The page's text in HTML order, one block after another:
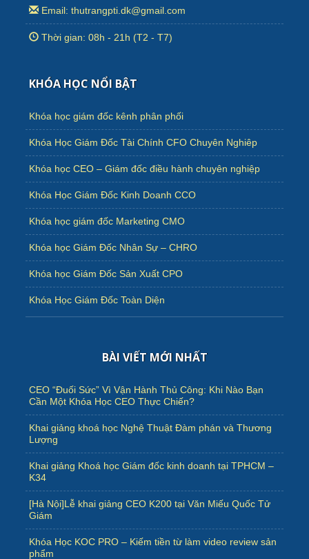
Email: thutrangpti.dk@gmail.com
Thời gian: 08h - 21h (T2 - T7)
KHÓA HỌC NỔI BẬT
Khóa học giám đốc kênh phân phối
Khóa Học Giám Đốc Tài Chính CFO Chuyên Nghiêp
Khóa học CEO – Giám đốc điều hành chuyên nghiệp
Khóa Học Giám Đốc Kinh Doanh CCO
Khóa học giám đốc Marketing CMO
Khóa học Giám Đốc Nhân Sự – CHRO
Khóa học Giám Đốc Sản Xuất CPO
Khóa Học Giám Đốc Toàn Diện
BÀI VIẾT MỚI NHẤT
CEO “Đuối Sức” Vì Vận Hành Thủ Công: Khi Nào Bạn
Cần Một Khóa Học CEO Thực Chiến?
Khai giảng khoá học Nghệ Thuật Đàm phán và Thương
Lượng
Khai giảng Khoá học Giám đốc kinh doanh tại TPHCM –
K34
[Hà Nội]Lễ khai giảng CEO K200 tại Văn Miếu Quốc Tử
Giám
Khóa Học KOC PRO – Kiếm tiền từ làm video review sản
phẩm